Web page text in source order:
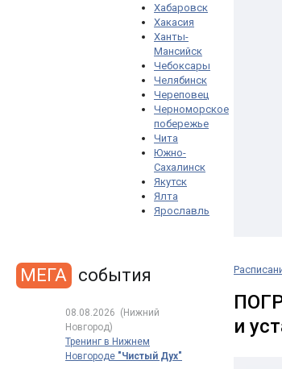
Хабаровск
Хакасия
Ханты-
Мансийск
Чебоксары
Челябинск
Череповец
Черноморское
побережье
Чита
Южно-
Сахалинск
Якутск
Ялта
Ярославль
и
МЕГА события
08.08.2026 (Нижний
Новгород)
Тренинг в Нижнем
Новгороде "Чистый Дух"